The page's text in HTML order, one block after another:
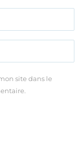
site dans le